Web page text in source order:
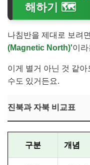
해하기 🗺️
나침반을 제대로 보려면
(Magnetic North)'이
이게 별거 아닌 것 같
수도 있거든요.
진북과 자북 비교표
구분 개념